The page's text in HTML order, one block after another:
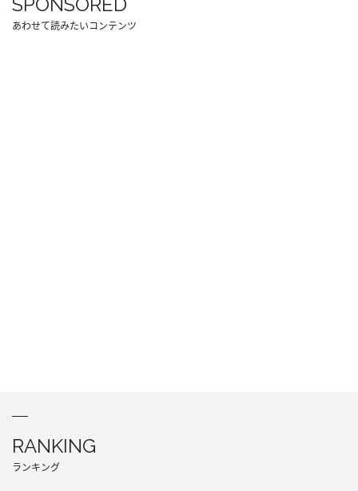
SPONSORED
あわせて読みたいコンテンツ
RANKING
ランキング